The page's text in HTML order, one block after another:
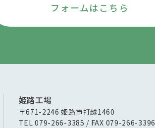
フォームはこちら
姫路工場
〒671-2246 姫路市打越1460
TEL 079-266-3385 / FAX 079-266-3396